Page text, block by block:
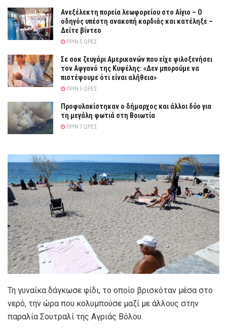
Ανεξέλεκτη πορεία λεωφορείου στο Αίγιο – Ο
οδηγός υπέστη ανακοπή καρδιάς και κατέληξε –
Δείτε βίντεο
ΠΡΙΝ 5 ΏΡΕΣ
Σε σοκ ζευγάρι Αμερικανών που είχε φιλοξενήσει
τον Αφγανό της Κυψέλης: «Δεν μπορούμε να
πιστέψουμε ότι είναι αλήθεια»
ΠΡΙΝ 5 ΏΡΕΣ
Προφυλακίστηκαν ο δήμαρχος και άλλοι δύο για
τη μεγάλη φωτιά στη Βοιωτία
ΠΡΙΝ 7 ΏΡΕΣ
Τη γυναίκα δάγκωσε φίδι, το οποίο βρισκόταν μέσα στο
νερό, την ώρα που κολυμπούσε μαζί με άλλους στην
παραλία Σουτραλί της Αγριάς Βόλου.